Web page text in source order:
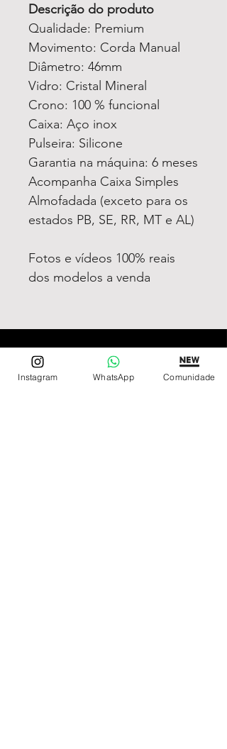
Descrição do produto
Qualidade: Premium
Movimento: Corda Manual
Diâmetro: 46mm
Vidro: Cristal Mineral
Crono: 100 % funcional
Caixa: Aço inox
Pulseira: Silicone
Garantia na máquina: 6 meses
Acompanha Caixa Simples
Almofadada (exceto para os
estados PB, SE, RR, MT e AL)
Fotos e vídeos 100% reais
dos modelos a venda
REDE DE LOJAS
Loja de Relógios Online
Instagram WhatsApp Comunidade